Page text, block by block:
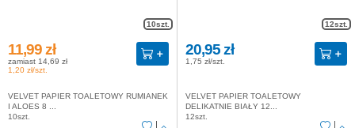
10szt.
11,99 zł
zamiast 14,69 zł
1,20 zł/szt.
VELVET PAPIER TOALETOWY RUMIANEK
I ALOES 8 ...
10szt.
12szt.
20,95 zł
1,75 zł/szt.
VELVET PAPIER TOALETOWY
DELIKATNIE BIAŁY 12...
12szt.